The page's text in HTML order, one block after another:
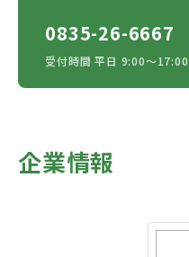
0835-26-6667
受付時間 平日 9:00〜17:00
企業情報